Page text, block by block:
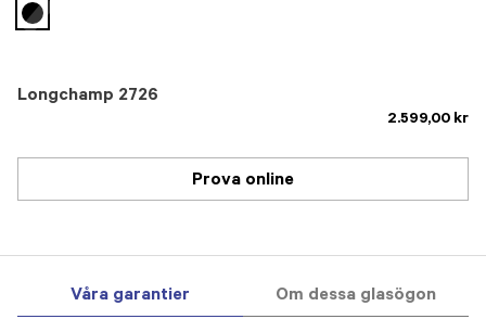
Longchamp 2726
2.599,00 kr
selected
Prova online
Våra garantier Om dessa glasögon